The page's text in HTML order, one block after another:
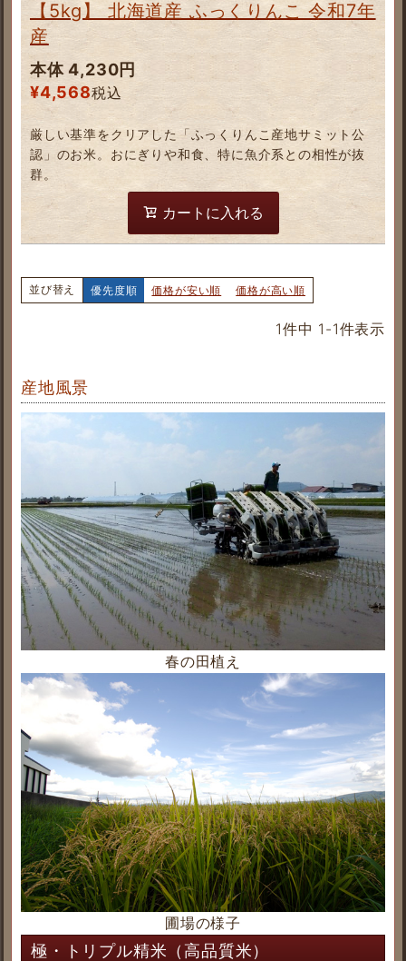
【5kg】 北海道産 ふっくりんこ 令和7年
産
本体 4,230円
¥4,568税込
厳しい基準をクリアした「ふっくりんこ産地サミット公
認」のお米。おにぎりや和食、特に魚介系との相性が抜
群。
カートに入れる
並び替え 優先度順 価格が安い順 価格が高い順
1件中 1 -1件表示
産地風景
春の田植え
圃場の様子
極・トリプル精米（高品質米）